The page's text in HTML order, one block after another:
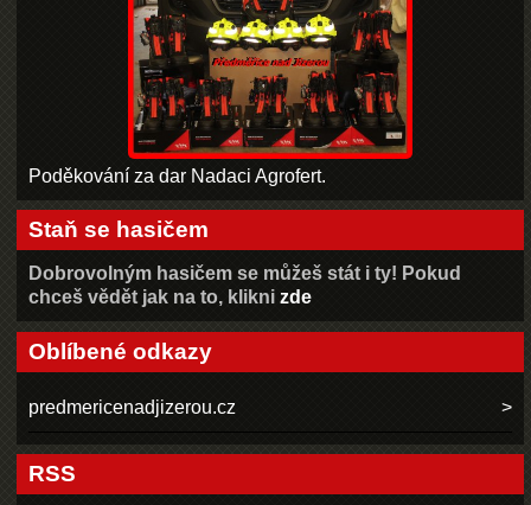
Poděkování za dar Nadaci Agrofert.
Staň se hasičem
Dobrovolným hasičem se můžeš stát i ty! Pokud
chceš vědět jak na to, kliknizde
Oblíbené odkazy
predmericenadjizerou.cz
RSS